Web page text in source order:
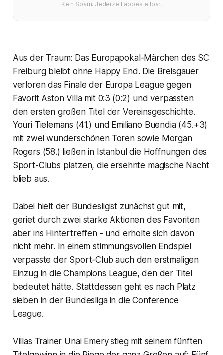
Kein Spam. Jederzeit abbestellbar.
Aus der Traum: Das Europapokal-Märchen des SC
Freiburg bleibt ohne Happy End. Die Breisgauer
verloren das Finale der Europa League gegen
Favorit Aston Villa mit 0:3 (0:2) und verpassten
den ersten großen Titel der Vereinsgeschichte.
Youri Tielemans (41.) und Emiliano Buendia (45.+3)
mit zwei wunderschönen Toren sowie Morgan
Rogers (58.) ließen in Istanbul die Hoffnungen des
Sport-Clubs platzen, die ersehnte magische Nacht
blieb aus.
Dabei hielt der Bundesligist zunächst gut mit,
geriet durch zwei starke Aktionen des Favoriten
aber ins Hintertreffen - und erholte sich davon
nicht mehr. In einem stimmungsvollen Endspiel
verpasste der Sport-Club auch den erstmaligen
Einzug in die Champions League, den der Titel
bedeutet hätte. Stattdessen geht es nach Platz
sieben in der Bundesliga in die Conference
League.
Villas Trainer Unai Emery stieg mit seinem fünften